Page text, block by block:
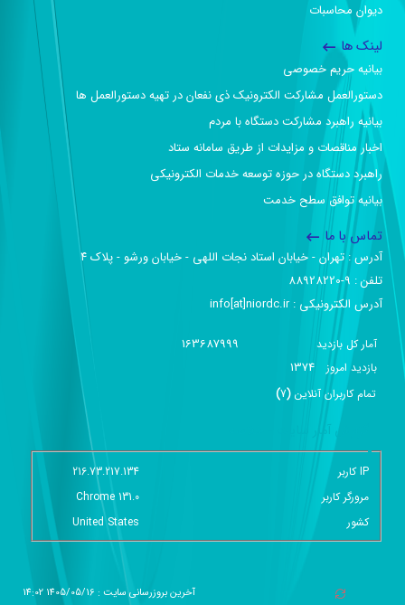
دیوان محاسبات
لینک ها
بیانیه حریم خصوصی
دستورالعمل مشارکت الکترونیک ذی نفعان در تهیه دستورالعمل ها
بیانیه راهبرد مشارکت دستگاه با مردم
اخبار مناقصات و مزایدات از طریق سامانه ستاد
راهبرد دستگاه در حوزه توسعه خدمات الکترونیکی
بیانیه توافق سطح خدمت
تماس با ما
آدرس :‌ تهران - خیابان استاد نجات اللهی - خیابان ورشو - پلاک ۴
تلفن :‌ 9-88928220
آدرس الکترونیکی :‌ info[at]niordc.ir
آمار کل بازدید 163687999
بازديد امروز 1374
تمام کاربران آنلاين (
7
)
IP کاربر
216.73.217.134
مرورگر کاربر
Chrome 131.0
کشور
United States
آخرین بروزرسانی سایت : 1405/05/16 14:02